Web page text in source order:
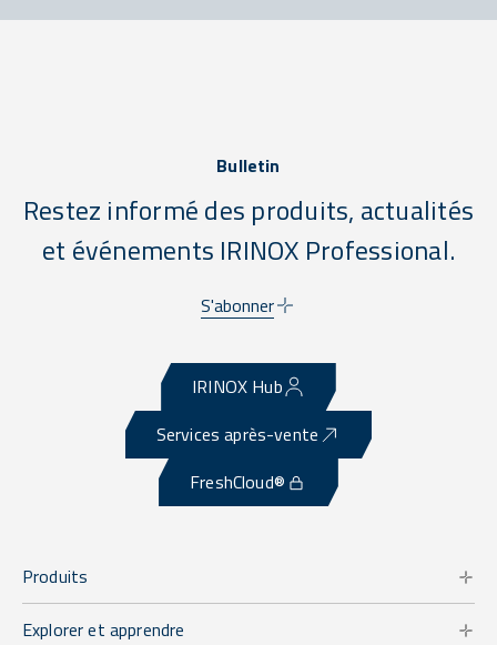
Bulletin
Restez informé des produits, actualités
et événements IRINOX Professional.
S'abonner
IRINOX Hub
Services après-vente
FreshCloud®
Produits
Explorer et apprendre